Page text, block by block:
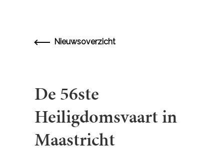
Nieuwsoverzicht
De 56ste
Heiligdomsvaart in
Maastricht